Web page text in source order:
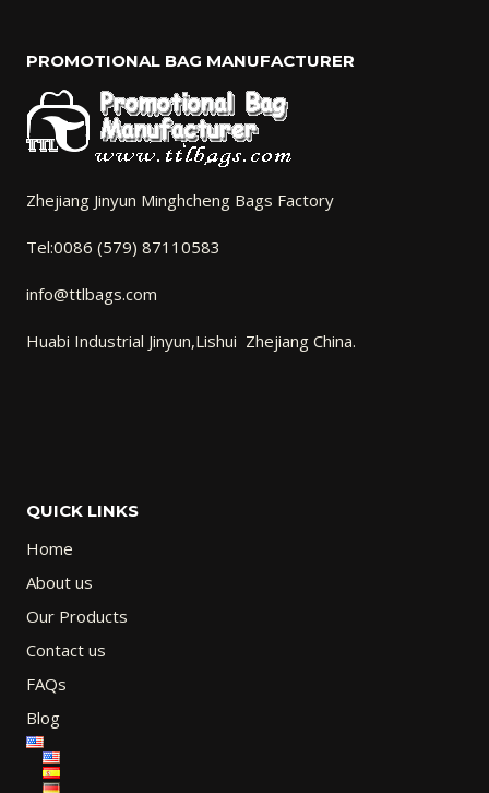
PROMOTIONAL BAG MANUFACTURER
Zhejiang Jinyun Minghcheng Bags Factory
Tel:0086 (579) 87110583
info@ttlbags.com
Huabi Industrial Jinyun,Lishui Zhejiang China.
QUICK LINKS
Home
About us
Our Products
Contact us
FAQs
Blog